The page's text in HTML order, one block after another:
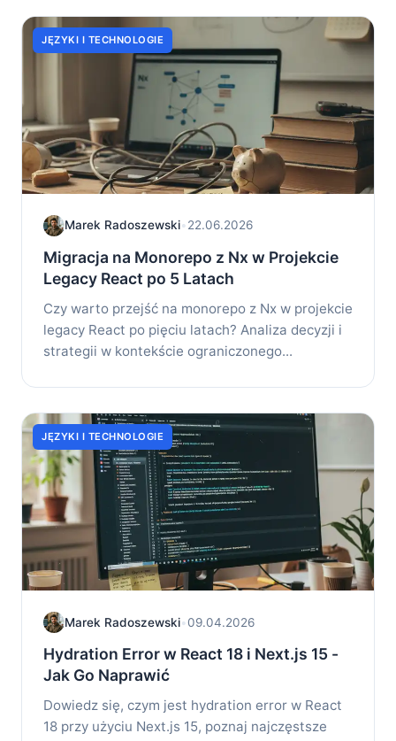
JĘZYKI I TECHNOLOGIE
Marek Radoszewski•22.06.2026
Migracja na Monorepo z Nx w Projekcie
Legacy React po 5 Latach
Czy warto przejść na monorepo z Nx w projekcie
legacy React po pięciu latach? Analiza decyzji i
strategii w kontekście ograniczonego...
JĘZYKI I TECHNOLOGIE
Marek Radoszewski•09.04.2026
Hydration Error w React 18 i Next.js 15 -
Jak Go Naprawić
Dowiedz się, czym jest hydration error w React
18 przy użyciu Next.js 15, poznaj najczęstsze